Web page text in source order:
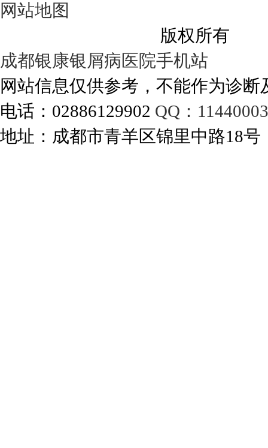
网站地图
版权所有
成都银康银屑病医院手机站
网站信息仅供参考，不能作为诊
电话：02886129902 QQ：
地址：成都市青羊区锦里中路18